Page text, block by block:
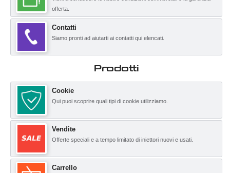
offerta.
Contatti
Siamo pronti ad aiutarti ai contatti qui elencati.
Prodotti
Cookie
Qui puoi scoprire quali tipi di cookie utilizziamo.
Vendite
Offerte speciali e a tempo limitato di iniettori nuovi e usati.
Carrello